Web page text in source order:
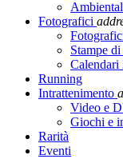
Fotografici add
Stampe
Calendari
Running
Intrattenimento
Video e
Giochi e
Rarità
Eventi